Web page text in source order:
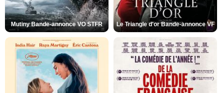
Mutiny Bande-annonce VO STFR Le Triangle d'or Bande-annonce VF